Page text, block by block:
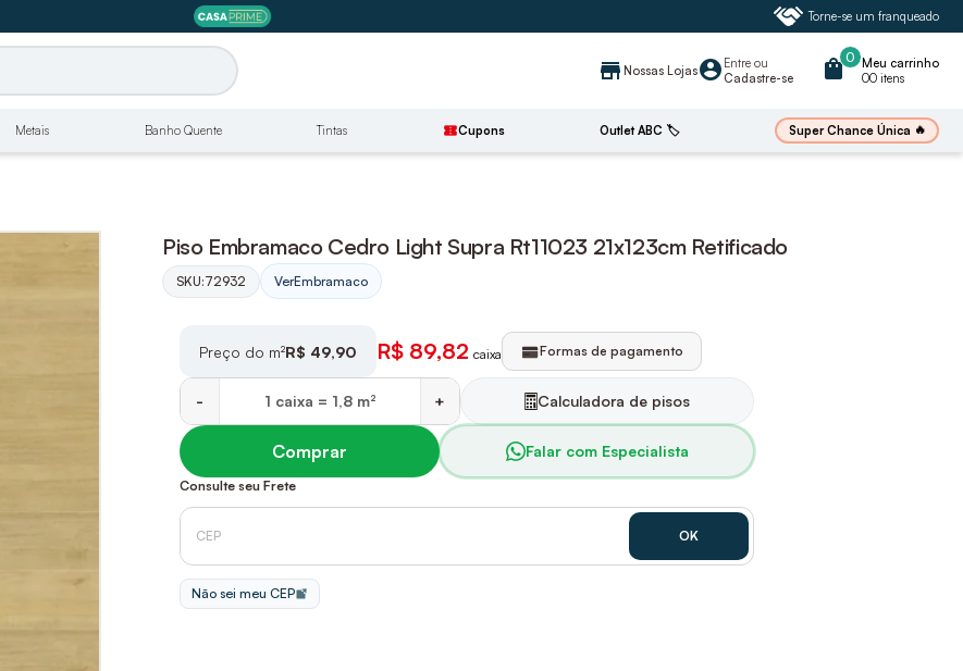
Torne-se um franqueado
store Nossas Lojasaccount_circle Entre ou
Cadastre-se
0
shopping_bag
Meu carrinho
00 itens
Metais Banho Quente Tintas confirmation_numberCupons Outlet ABC 🏷️ Super Chance Única 🔥
Piso Embramaco Cedro Light Supra Rt11023 21x123cm Retificado
SKU:72932 VerEmbramaco
R$ 89,82 caixa
Preço do m²R$ 49,90 Formas de pagamento
- + Calculadora de pisos
Comprar Falar com Especialista
Consulte seu Frete
Não sei meu CEP